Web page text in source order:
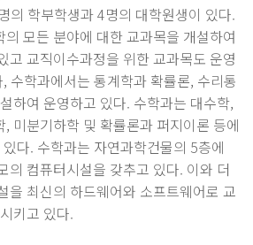
의 학부학생과 4명의 대학원생이 있다.
모든 분야에 대한 교과목을 개설하여
고 교직이수과정을 위한 교과목도 운영
수학과에서는 통계학과 확률론, 수리통
하여 운영하고 있다. 수학과는 대수학,
미분기하학 및 확률론과 퍼지이론 등에
다. 수학과는 자연과학건물의 5층에
의 컴퓨터시설을 갖추고 있다. 이와 더
을 최신의 하드웨어와 소프트웨어로 교
키고 있다.